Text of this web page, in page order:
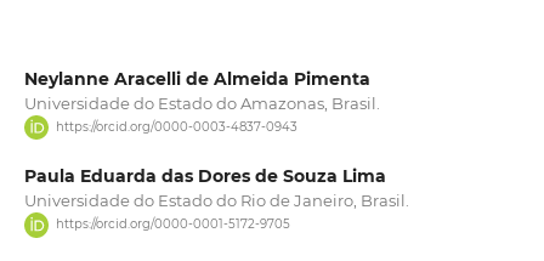
Neylanne Aracelli de Almeida Pimenta
Universidade do Estado do Amazonas, Brasil.
https://orcid.org/0000-0003-4837-0943
Paula Eduarda das Dores de Souza Lima
Universidade do Estado do Rio de Janeiro, Brasil.
https://orcid.org/0000-0001-5172-9705